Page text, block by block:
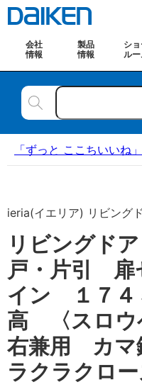
会社
情報
製品
情報
シ
ル
「ずっと ここちいい
ieria(イエリア) リビング
リビングド
戸・片引
イン １７４
高 〈スロ
右兼用 カ
ラクラクロ